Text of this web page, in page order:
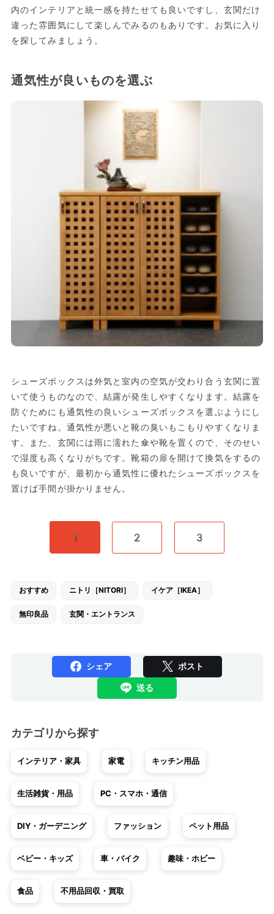
内のインテリアと統一感を持たせても良いですし、玄関だけ
違った雰囲気にして楽しんでみるのもありです。お気に入り
を探してみましょう。
通気性が良いものを選ぶ
シューズボックスは外気と室内の空気が交わり合う玄関に置
いて使うものなので、結露が発生しやすくなります。結露を
防ぐためにも通気性の良いシューズボックスを選ぶようにし
たいですね。通気性が悪いと靴の臭いもこもりやすくなりま
す。また、玄関には雨に濡れた傘や靴を置くので、そのせい
で湿度も高くなりがちです。靴箱の扉を開けて換気をするの
も良いですが、最初から通気性に優れたシューズボックスを
置けば手間が掛かりません。
1 2 3
おすすめ ニトリ［NITORI］ イケア［IKEA］
無印良品 玄関・エントランス
シェア ポスト
送る
カテゴリから探す
インテリア・家具 家電 キッチン用品
生活雑貨・用品 PC・スマホ・通信
DIY・ガーデニング ファッション ペット用品
ベビー・キッズ 車・バイク 趣味・ホビー
食品 不用品回収・買取